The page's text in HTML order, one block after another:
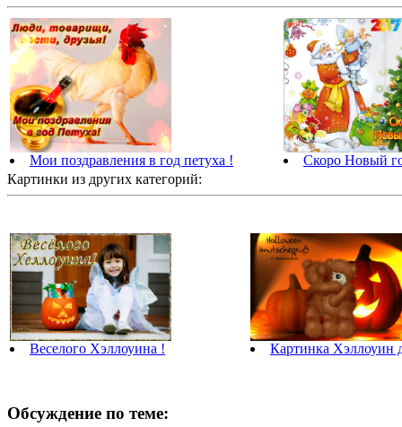
Мои поздравления в год петуха !
Скоро Новый
Картинки из других категорий:
Веселого Хэллоуина ! Картинка Хэллоуин
Обсуждение по теме: